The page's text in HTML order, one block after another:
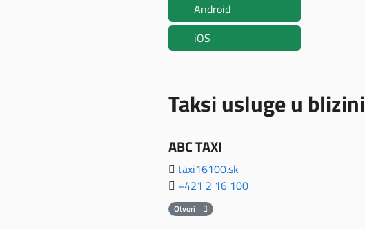
Android
iOS
Taksi usluge u blizini
ABC TAXI
taxi16100.sk
+421 2 16 100
Otvori